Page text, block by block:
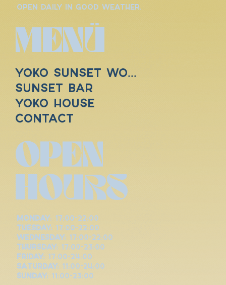
OPEN DAILY IN GOOD WEATHER.
MENÜ
YOKO SUNSET WORLD
SUNSET BAR
YOKO HOUSE
Contact
OPEN
HOURS
Monday: 17:00-22:00
Tuesday: 17:00-22:00
Wednesday: 17:00-22:00
Thursday: 17:00-23:00
Friday: 17:00-24:00
Saturday: 11:00-24:00
Sunday: 11:00-23:00